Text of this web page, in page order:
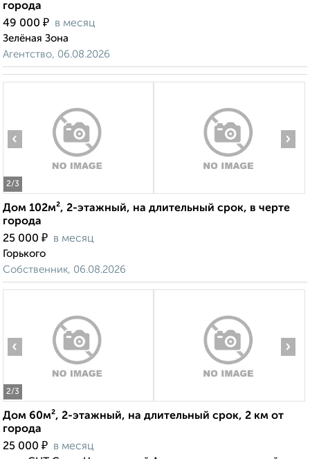
города
49 000 ₽ в месяц
Зелёная Зона
Агентство, 06.08.2026
2/3
‹ ›
Дом 102м², 2-этажный, на длительный срок, в черте
города
25 000 ₽ в месяц
Горького
Собственник, 06.08.2026
2/3
‹ ›
Дом 60м², 2-этажный, на длительный срок, 2 км от
города
25 000 ₽ в месяц